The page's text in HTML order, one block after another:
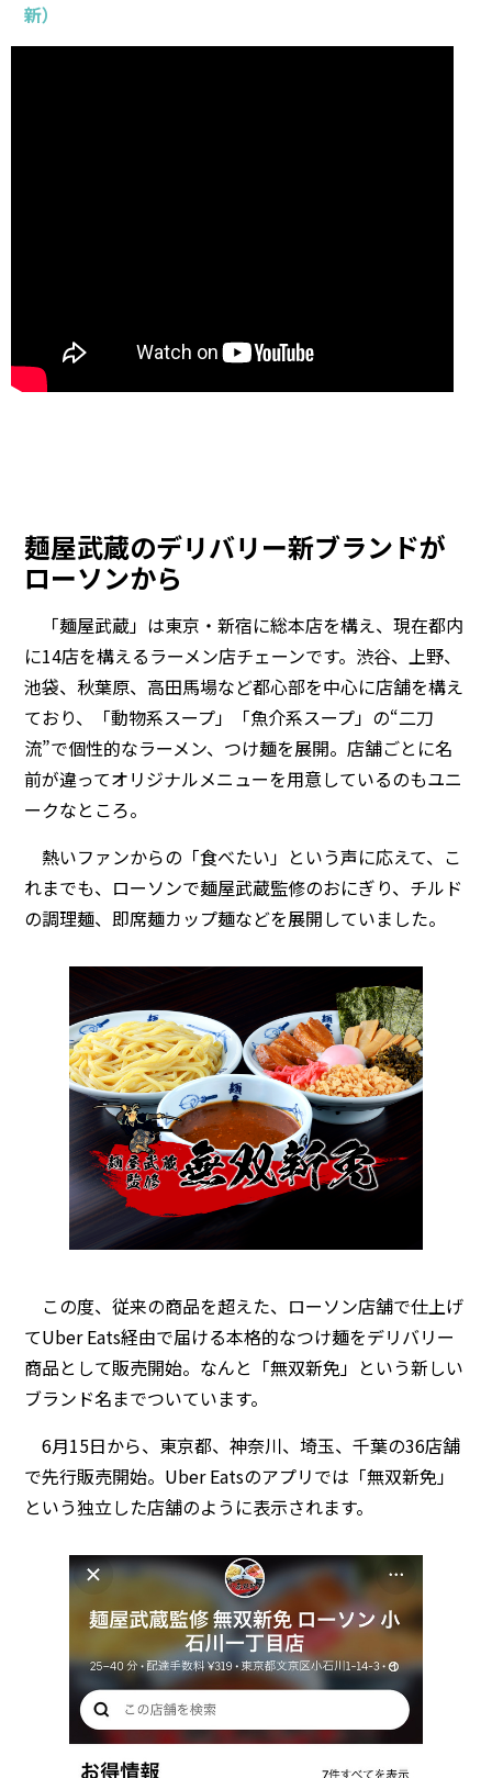
新）
麺屋武蔵のデリバリー新ブランドが
ローソンから
「麺屋武蔵」は東京・新宿に総本店を構え、現在都内
に14店を構えるラーメン店チェーンです。渋谷、上野、
池袋、秋葉原、高田馬場など都心部を中心に店舗を構え
ており、「動物系スープ」「魚介系スープ」の“二刀
流”で個性的なラーメン、つけ麺を展開。店舗ごとに名
前が違ってオリジナルメニューを用意しているのもユニ
ークなところ。
熱いファンからの「食べたい」という声に応えて、こ
れまでも、ローソンで麺屋武蔵監修のおにぎり、チルド
の調理麺、即席麺カップ麺などを展開していました。
この度、従来の商品を超えた、ローソン店舗で仕上げ
てUber Eats経由で届ける本格的なつけ麺をデリバリー
商品として販売開始。なんと「無双新免」という新しい
ブランド名までついています。
6月15日から、東京都、神奈川、埼玉、千葉の36店舗
で先行販売開始。Uber Eatsのアプリでは「無双新免」
という独立した店舗のように表示されます。